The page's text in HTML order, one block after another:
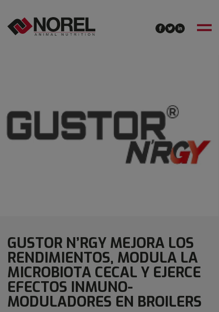
GUSTOR N’RGY MEJORA LOS
RENDIMIENTOS, MODULA LA
MICROBIOTA CECAL Y EJERCE
EFECTOS INMUNO-
MODULADORES EN BROILERS